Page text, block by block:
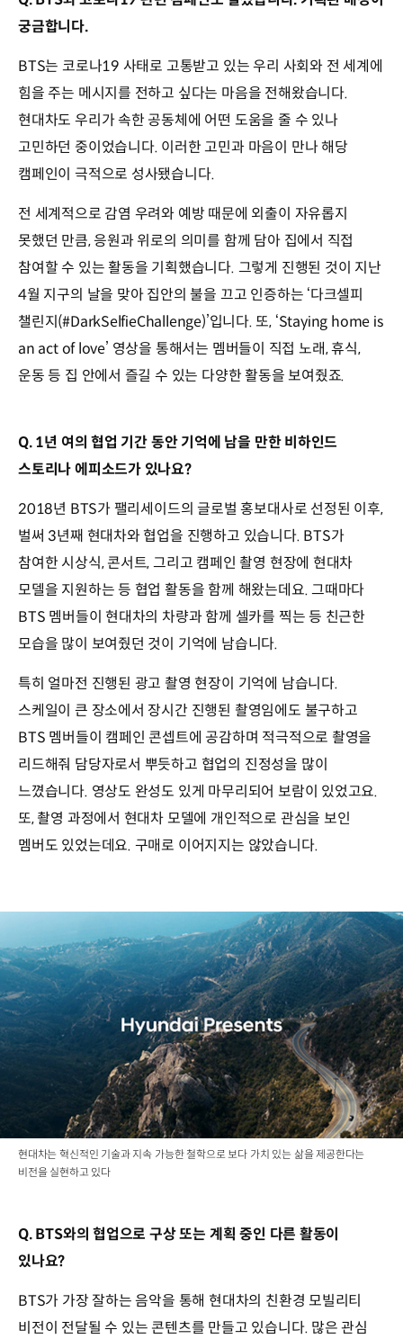
궁금합니다.
BTS는 코로나19 사태로 고통받고 있는 우리 사회와 전 세계에
힘을 주는 메시지를 전하고 싶다는 마음을 전해왔습니다.
현대차도 우리가 속한 공동체에 어떤 도움을 줄 수 있나
고민하던 중이었습니다. 이러한 고민과 마음이 만나 해당
캠페인이 극적으로 성사됐습니다.
전 세계적으로 감염 우려와 예방 때문에 외출이 자유롭지
못했던 만큼, 응원과 위로의 의미를 함께 담아 집에서 직접
참여할 수 있는 활동을 기획했습니다. 그렇게 진행된 것이 지난
4월 지구의 날을 맞아 집안의 불을 끄고 인증하는 ‘다크셀피
챌린지(#DarkSelfieChallenge)’입니다. 또, ‘Staying home is
an act of love’ 영상을 통해서는 멤버들이 직접 노래, 휴식,
운동 등 집 안에서 즐길 수 있는 다양한 활동을 보여줬죠.
Q. 1년 여의 협업 기간 동안 기억에 남을 만한 비하인드
스토리나 에피소드가 있나요?
2018년 BTS가 팰리세이드의 글로벌 홍보대사로 선정된 이후,
벌써 3년째 현대차와 협업을 진행하고 있습니다. BTS가
참여한 시상식, 콘서트, 그리고 캠페인 촬영 현장에 현대차
모델을 지원하는 등 협업 활동을 함께 해왔는데요. 그때마다
BTS 멤버들이 현대차의 차량과 함께 셀카를 찍는 등 친근한
모습을 많이 보여줬던 것이 기억에 남습니다.
특히 얼마전 진행된 광고 촬영 현장이 기억에 남습니다.
스케일이 큰 장소에서 장시간 진행된 촬영임에도 불구하고
BTS 멤버들이 캠페인 콘셉트에 공감하며 적극적으로 촬영을
리드해줘 담당자로서 뿌듯하고 협업의 진정성을 많이
느꼈습니다. 영상도 완성도 있게 마무리되어 보람이 있었고요.
또, 촬영 과정에서 현대차 모델에 개인적으로 관심을 보인
멤버도 있었는데요. 구매로 이어지지는 않았습니다.
현대차는 혁신적인 기술과 지속 가능한 철학으로 보다 가치 있는 삶을 제공한다는
비전을 실현하고 있다
Q. BTS와의 협업으로 구상 또는 계획 중인 다른 활동이
있나요?
BTS가 가장 잘하는 음악을 통해 현대차의 친환경 모빌리티
비전이 전달될 수 있는 콘텐츠를 만들고 있습니다. 많은 관심